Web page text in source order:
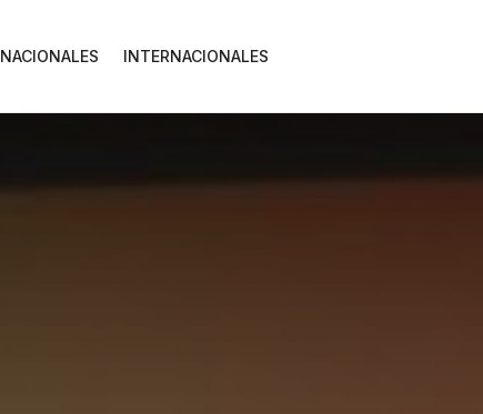
NACIONALES INTERNACIONALES